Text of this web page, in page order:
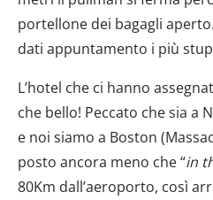
portellone dei bagagli
dati appuntamento i più
L’hotel che ci hanno
che bello! Peccato che sia a
e noi siamo a Boston
posto ancora meno che “in
80Km dall’aeroporto, così